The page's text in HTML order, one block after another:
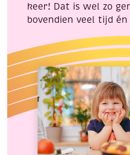
keer! Dat is wel zo
bovendien veel tijd én